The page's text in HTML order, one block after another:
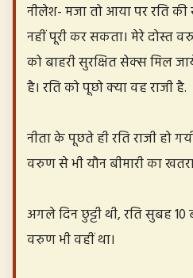
नीलेश- मजा तो आया पर रति
नहीं पूरी कर सकता। मेरे दोस्त
को बाहरी सुरक्षित सेक्स मिल
है। रति को पूछो क्या वह राजी है.
नीता के पूछते ही रति राजी हो
वरुण से भी यौन बीमारी का
अगले दिन छुट्टी थी, रति सुबह
वरुण भी वहीं था।